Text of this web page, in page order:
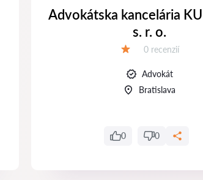
Advokátska kancelária
s. r. o.
Recenzií:
0 recenzií
Advokát
Bratislava
0 0